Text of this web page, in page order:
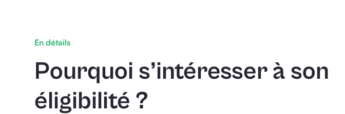
En détails
Pourquoi s’intéresser à son
éligibilité ?